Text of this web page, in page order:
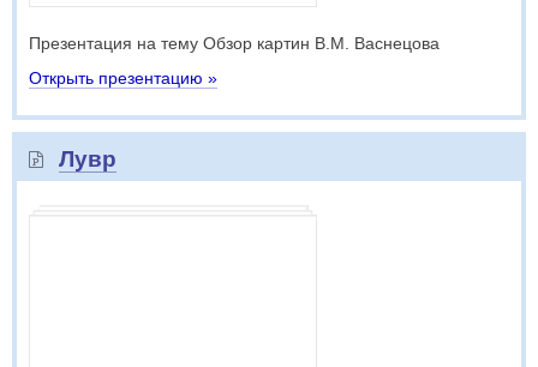
Презентация на тему Обзор картин В.М. Васнецова
Открыть презентацию »
Лувр